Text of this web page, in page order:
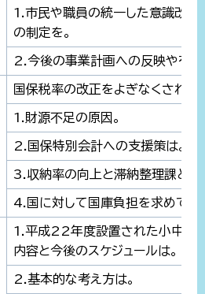
1.市民や職員の統一した意識改革
の制定を。
2.今後の事業計画への反映や有効
国保税率の改正をよぎなくされて
1.財源不足の原因。
2.国保特別会計への支援策は。
3.収納率の向上と滞納整理課との
4.国に対して国庫負担を求めてい
1.平成22年度設置された小中学
内容と今後のスケジュールは。
2.基本的な考え方は。